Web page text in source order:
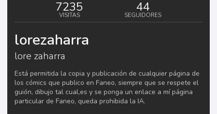
7235
VISITAS
44
SEGUIDORES
lorezaharra
lore zaharra
Está permitida la copia y publicación de cualquier página de
los cómics que publico en Faneo, siempre que se respete el
guión, dibujo tal cual,es y se ponga un enlace a mí página
particular de Faneo, queda prohibida la IA.